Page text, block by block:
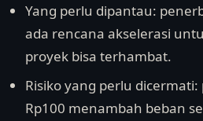
Yang perlu dipantau:
ada rencana akselerasi
proyek bisa terhambat.
Risiko yang perlu
Rp100 menambah beban